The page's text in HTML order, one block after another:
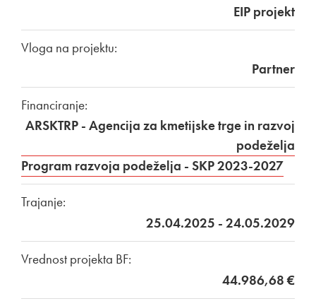
EIP projekt
Vloga na projektu:
Partner
Financiranje:
ARSKTRP - Agencija za kmetijske trge in razvoj
podeželja
Program razvoja podeželja - SKP 2023-2027
Trajanje:
25.04.2025 - 24.05.2029
Vrednost projekta BF:
44.986,68 €